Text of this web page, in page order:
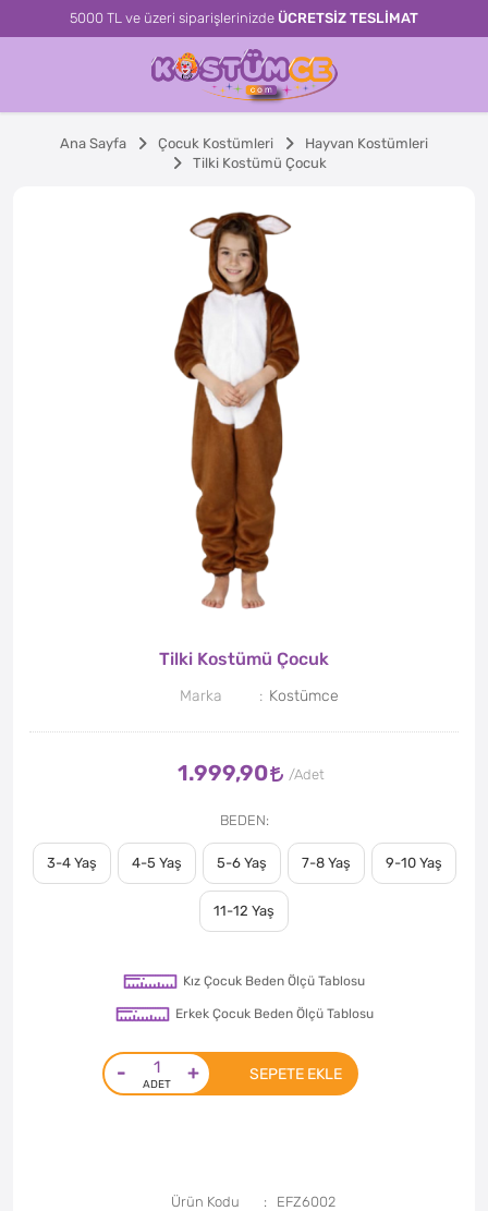
5000 TL ve üzeri siparişlerinizde ÜCRETSİZ TESLİMAT
Ana Sayfa Çocuk Kostümleri
Hayvan Kostümleri
Tilki Kostümü Çocuk
Tilki Kostümü Çocuk
Marka Kostümce
1.999,90
BEDEN
3-4 Yaş 4-5 Yaş 5-6 Yaş 7-8 Yaş 9-10 Yaş
11-12 Yaş
Kız Çocuk Beden Ölçü Tablosu
Erkek Çocuk Beden Ölçü Tablosu
- + SEPETE EKLE
Ürün Kodu
EFZ6002